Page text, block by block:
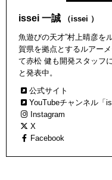
issei 一誠 （issei ）
魚遊びの天才”村上晴彦を
賀県を拠点とするルアー
て赤松 健も開発スタッフ
と発表中。
公式サイト
YouTubeチャンネル「
Instagram
X
Facebook